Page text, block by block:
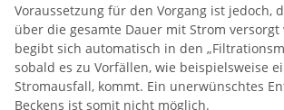
Voraussetzung für den Vorgang ist jedoch,
über die gesamte Dauer mit Strom versorgt
begibt sich automatisch in den
sobald es zu Vorfällen, wie beispielsweise
Stromausfall, kommt. Ein unerwünschtes
Beckens ist somit nicht möglich.